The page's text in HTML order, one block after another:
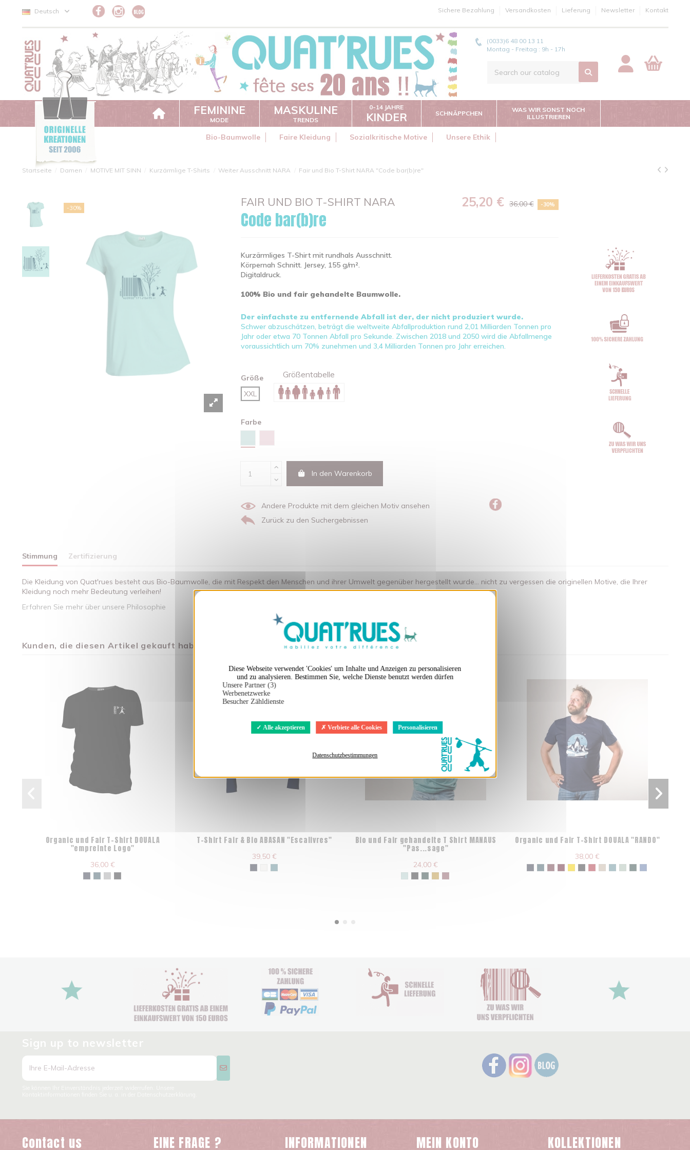
Diese Webseite verwendet 'Cookies' um Inhalte und Anzeigen zu personalisieren
und zu analysieren. Bestimmen Sie, welche Dienste benutzt werden dürfen
Unsere Partner (3)
Werbenetzwerke
Besucher Zähldienste
Alle akzeptieren Verbiete alle Cookies Personalisieren
Datenschutzbestimmungen
Deutsch Sichere Bezahlung Versandkosten Lieferung Newsletter Kontakt
(0033)6 48 00 13 11
Montag - Freitag : 9h - 17h
FEMININE
MODE
MASKULINE
TRENDS
0-14 JAHRE
KINDER SCHNÄPPCHEN
WAS WIR SONST NOCH
ILLUSTRIEREN
Bio-Baumwolle Faire Kleidung Sozialkritische Motive Unsere Ethik
Startseite Damen MOTIVE MIT SINN Kurzärmlige T-Shirts Weiter Ausschnitt NARA Fair und Bio T-Shirt NARA "Code bar(b)re"
-30% FAIR UND BIO T-SHIRT NARA 25,20 € 36,00 € -30%
Code bar(b)re
Kurzärmliges T-Shirt mit rundhals Ausschnitt.
Körpernah Schnitt. Jersey, 155 g/m².
Digitaldruck.
100% Bio und fair gehandelte Baumwolle.
Der einfachste zu entfernende Abfall ist der, der nicht produziert wurde.
Schwer abzuschätzen, beträgt die weltweite Abfallproduktion rund 2,01 Milliarden Tonnen pro
Jahr oder etwa 70 Tonnen Abfall pro Sekunde. Zwischen 2018 und 2050 wird die Abfallmenge
voraussichtlich um 70% zunehmen und 3,4 Milliarden Tonnen pro Jahr erreichen.
Größe
XXL
Größentabelle
Farbe
In den Warenkorb
Andere Produkte mit dem gleichen Motiv ansehen
Zurück zu den Suchergebnissen
Stimmung Zertifizierung
Die Kleidung von Quat'rues besteht aus Bio-Baumwolle, die mit Respekt den Menschen und ihrer Umwelt gegenüber hergestellt wurde... nicht zu vergessen die originellen Motive, die Ihrer
Kleidung noch mehr Bedeutung verleihen!
Erfahren Sie mehr über unsere Philosophie
Kunden, die diesen Artikel gekauft haben, kauften auch ...
Organic und Fair T-Shirt DOUALA
"empreinte Logo"
36,00 €
T-Shirt Fair & Bio ABASAN "Escalivres"
39,50 €
Bio und Fair gehandelte T Shirt MANAUS
"Pas...sage"
24,00 €
Organic und Fair T-Shirt DOUALA "RANDO"
38,00 €
Contact us EINE FRAGE ? INFORMATIONEN MEIN KONTO KOLLEKTIONEN